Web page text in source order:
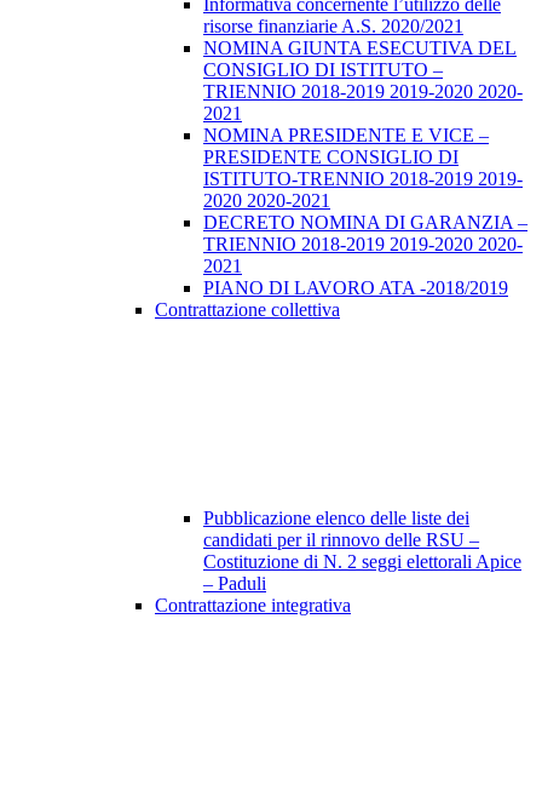
Informativa concernente l’utilizzo delle
risorse finanziarie A.S. 2020/2021
NOMINA GIUNTA ESECUTIVA DEL
CONSIGLIO DI ISTITUTO –
TRIENNIO 2018-2019 2019-2020 2020-
2021
NOMINA PRESIDENTE E VICE –
PRESIDENTE CONSIGLIO DI
ISTITUTO-TRENNIO 2018-2019 2019-
2020 2020-2021
DECRETO NOMINA DI GARANZIA –
TRIENNIO 2018-2019 2019-2020 2020-
2021
PIANO DI LAVORO ATA -2018/2019
Contrattazione collettiva
Pubblicazione elenco delle liste dei
candidati per il rinnovo delle RSU –
Costituzione di N. 2 seggi elettorali Apice
– Paduli
Contrattazione integrativa